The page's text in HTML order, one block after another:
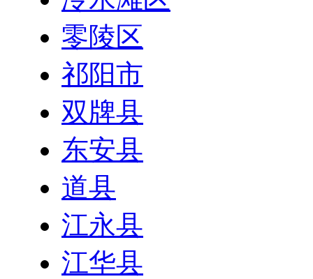
零陵区
祁阳市
双牌县
东安县
道县
江永县
江华县